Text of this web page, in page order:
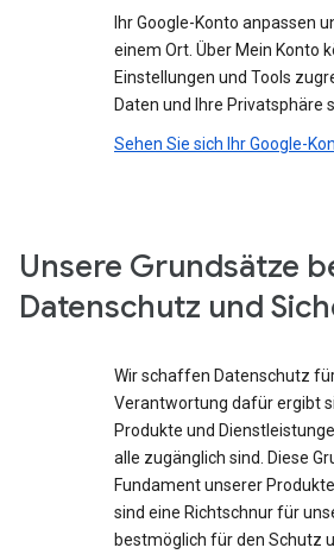
Ihr Google-Konto anpassen
einem Ort. Über Mein Konto
Einstellungen und Tools
Daten und Ihre Privatsphäre
Sehen Sie sich Ihr Google-
Unsere Grundsätze
Datenschutz und
Wir schaffen Datenschutz
Verantwortung dafür ergibt
Produkte und
alle zugänglich sind. Diese
Fundament unserer
sind eine Richtschnur für
bestmöglich für den Schutz